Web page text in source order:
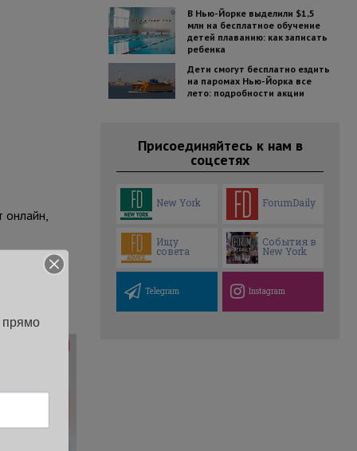
из
В Нью-Йорке выделили $1,5
млн на бесплатное обучение
детей плаванию: как записать
ребенка
Дети смогут бесплатно ездить
на паромах Нью-Йорка все
лето: подробности акции
Присоединяйтесь к нам в
соцсетях
New York ForumDaily
Ищу
совета
События в
New York
Telegram Instagram
прямо